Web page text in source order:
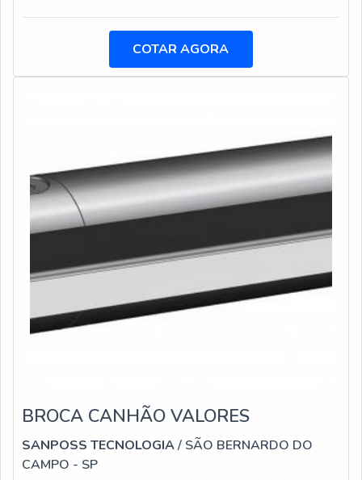
chave T. Esse tipo de equipamento pode ser acionado
a cotação é possível também notar que o produto possui
uma excelente qualidade, tendo em vista que é fabricado
COTAR AGORA
BROCA CANHÃO VALORES
SANPOSS TECNOLOGIA/ SÃO BERNARDO DO
CAMPO - SP